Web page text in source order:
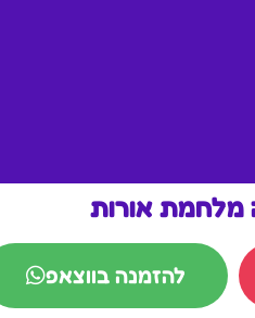
מלחמת אורות
להזמנה בווצאפ